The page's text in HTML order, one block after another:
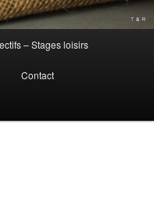
– Stages loisirs
Contact